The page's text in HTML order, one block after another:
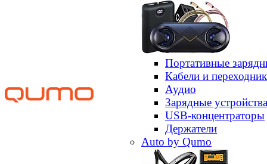
Портативные
Кабели и
Аудио
Зарядные устройства
USB-концентраторы
Держатели
Auto by Qumo